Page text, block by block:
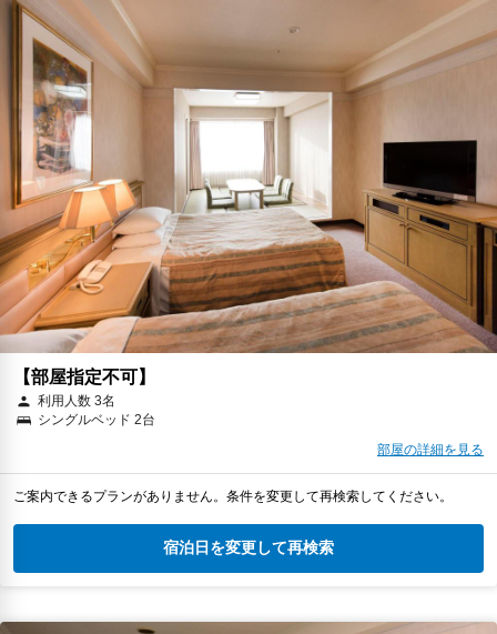
【部屋指定不可】
利用人数 3名
シングルベッド 2台
部屋の詳細を見る
ご案内できるプランがありません。条件を変更して再検索してください。
宿泊日を変更して再検索